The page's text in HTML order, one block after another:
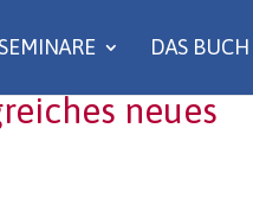
SEMINARE DAS BUCH
neues